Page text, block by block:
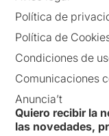
Política de
Política de
Condiciones de
Comunicaciones
Anuncia’t
Quiero recibir la
las novedades,